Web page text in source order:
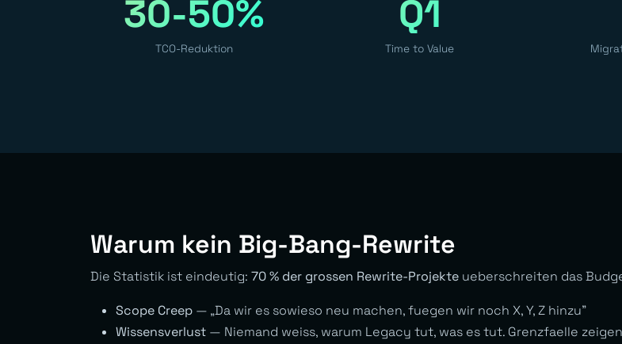
30-50%
TCO-Reduktion
Q1
Time to Value
Warum kein Big-Bang-Rewrite
Die Statistik ist eindeutig: 70 % der grossen Rewrite-Projekte ueberschreiten das
Scope Creep — „Da wir es sowieso neu machen, fuegen wir noch X, Y, Z hinzu”
Wissensverlust — Niemand weiss, warum Legacy tut, was es tut. Grenzfaelle